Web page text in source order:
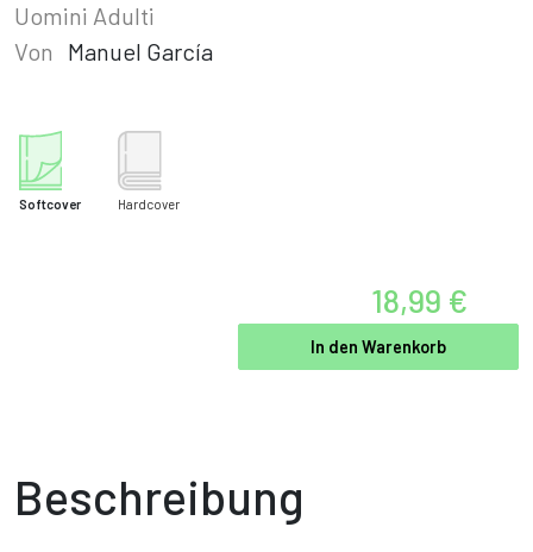
Uomini Adulti
Von
Manuel García
Softcover Hardcover
18,99 €
In den Warenkorb
Beschreibung